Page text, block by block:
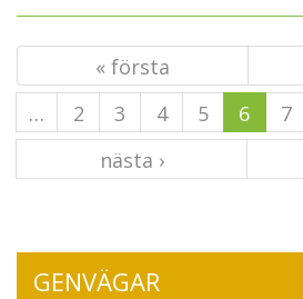
« första
…
2 3 4 5 6 7
nästa ›
GENVÄGAR